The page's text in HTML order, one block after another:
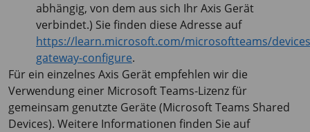
abhängig, von dem aus sich Ihr Axis Gerät
verbindet.) Sie finden diese Adresse auf
https://learn.microsoft.com/microsoftteams/
gateway-configure.
Für ein einzelnes Axis Gerät empfehlen wir die
Verwendung einer Microsoft Teams-Lizenz für
gemeinsam genutzte Geräte (Microsoft Teams Shared
Devices). Weitere Informationen finden Sie auf